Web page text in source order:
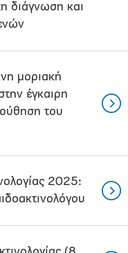
διάγνωση και
μοριακή
έγκαιρη
του
2025: